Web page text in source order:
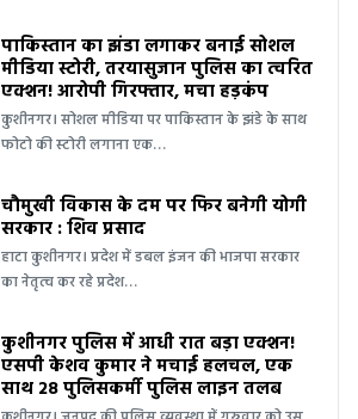
पाकिस्तान का झंडा लगाकर बनाई सोशल
मीडिया स्टोरी, तरयासुजान पुलिस का त्वरित
एक्शन! आरोपी गिरफ्तार, मचा हड़कंप
कुशीनगर। सोशल मीडिया पर पाकिस्तान के झंडे के साथ
फोटो की स्टोरी लगाना एक…
चौमुखी विकास के दम पर फिर बनेगी योगी
सरकार : शिव प्रसाद
हाटा कुशीनगर। प्रदेश में डबल इंजन की भाजपा सरकार
का नेतृत्व कर रहे प्रदेश…
कुशीनगर पुलिस में आधी रात बड़ा एक्शन!
एसपी केशव कुमार ने मचाई हलचल, एक
साथ 28 पुलिसकर्मी पुलिस लाइन तलब